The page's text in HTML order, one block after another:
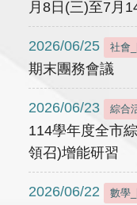
月8日(三)至7月
2026/06/25 社會
期末團務會議
2026/06/23 綜合
114學年度全市
領召)增能研習
2026/06/22 數學